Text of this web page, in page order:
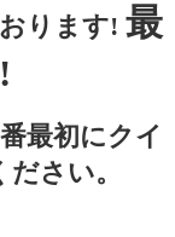
ります! 最
最初にクイ
さい。